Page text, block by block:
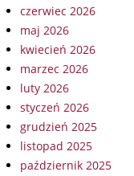
czerwiec 2026
maj 2026
kwiecień 2026
marzec 2026
luty 2026
styczeń 2026
grudzień 2025
listopad 2025
październik 2025